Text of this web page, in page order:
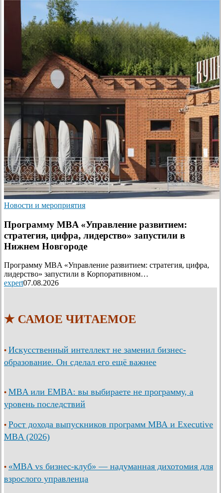
Новости и мероприятия
Программу MBA «Управление развитием:
стратегия, цифра, лидерство» запустили в
Нижнем Новгороде
Программу MBA «Управление развитием: стратегия, цифра,
лидерство» запустили в Корпоративном…
expert07.08.2026
★ САМОЕ ЧИТАЕМОЕ
• Искусственный интеллект не заменил бизнес-
образование. Он сделал его ещё важнее
• MBA или EMBA: вы выбираете не программу, а
уровень последствий
• Рост дохода выпускников программ МВА и Executive
MBA (2026)
• «MBA vs бизнес-клуб» — надуманная дихотомия для
взрослого управленца